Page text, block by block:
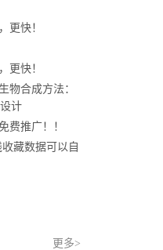
更快！
更快！
物合成方法：
计
费推广！！
藏数据可以自
更多>